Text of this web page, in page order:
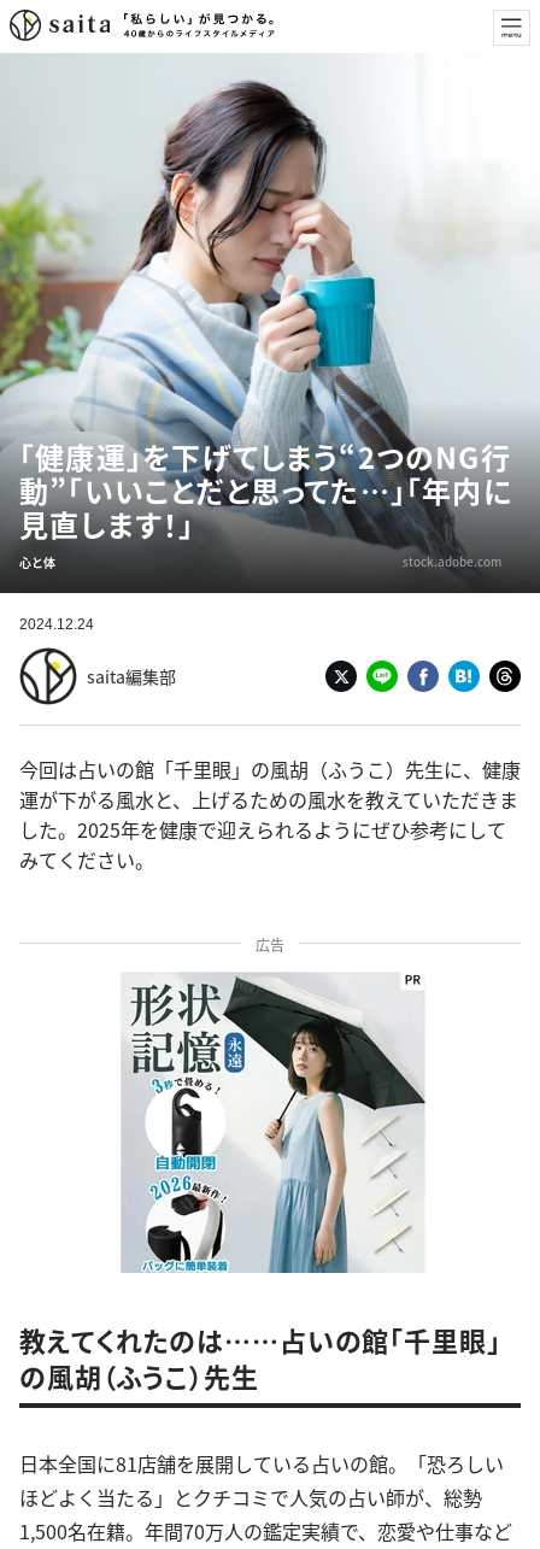
「健康運」を下げてしまう“2つのNG行
動”「いいことだと思ってた…」「年内に
見直します！」
心と体 stock.adobe.com
2024.12.24
saita編集部
今回は占いの館「千里眼」の風胡（ふうこ）先生に、健康
運が下がる風水と、上げるための風水を教えていただきま
した。2025年を健康で迎えられるようにぜひ参考にして
みてください。
広告
教えてくれたのは……占いの館「千里眼」
の風胡（ふうこ）先生
日本全国に81店舗を展開している占いの館。「恐ろしい
ほどよく当たる」とクチコミで人気の占い師が、総勢
1,500名在籍。年間70万人の鑑定実績で、恋愛や仕事など